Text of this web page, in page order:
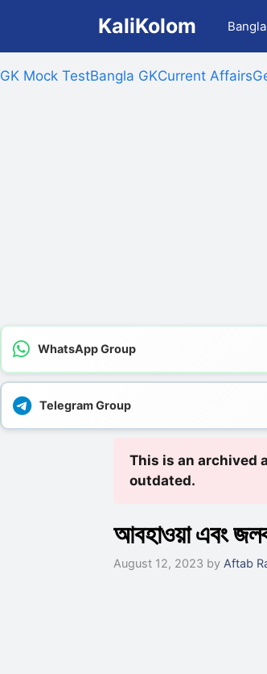
content
KaliKolom
GK Mock TestBangla GKCurrent Affairs
WhatsApp Group
Telegram Group
This is an archived
outdated.
আবহাওয়া এবং
August 12, 2023 by Aftab